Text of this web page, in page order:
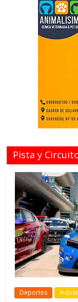
Pista y
Deportes